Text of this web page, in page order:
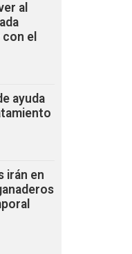
al
el
ayuda
irán en